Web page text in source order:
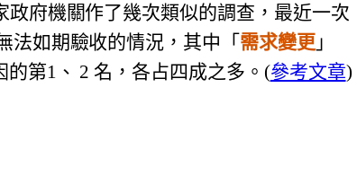
府機關作了幾次類似的調查， 最近一次
法如期驗收的情況， 其中「 需求變更」
的第1、 2 名，各占四成之多。(參考文章)